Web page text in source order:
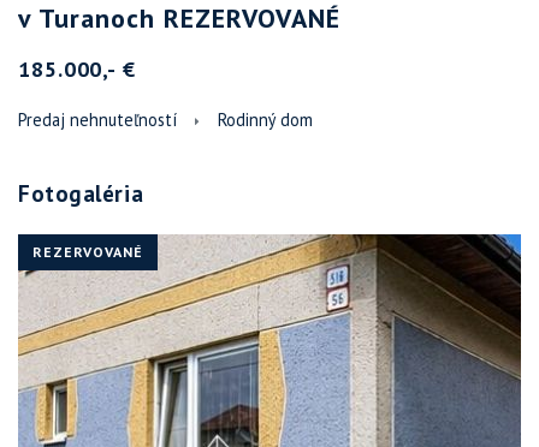
v Turanoch REZERVOVANÉ
185.000,- €
Predaj nehnuteľností Rodinný dom
Fotogaléria
REZERVOVANÉ